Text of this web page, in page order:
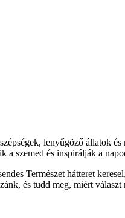
lenyűgöző állatok és
a szemed és inspirálják a
Természet hátteret
és tudd meg, miért